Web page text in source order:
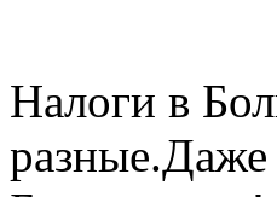
Налоги в
разные.Даже